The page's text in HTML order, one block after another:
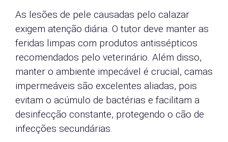
As lesões de pele causadas pelo calazar
exigem atenção diária. O tutor deve manter as
feridas limpas com produtos antissépticos
recomendados pelo veterinário. Além disso,
manter o ambiente impecável é crucial, camas
impermeáveis são excelentes aliadas, pois
evitam o acúmulo de bactérias e facilitam a
desinfecção constante, protegendo o cão de
infecções secundárias.